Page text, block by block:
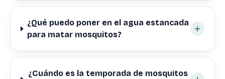
¿Qué puedo poner en el agua estancada
para matar mosquitos?
¿Cuándo es la temporada de mosquitos